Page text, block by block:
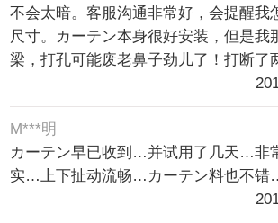
不会太暗。客服沟通非常好，会提醒我
尺寸。カーテン本身很好安装，但是我
梁，打孔可能废老鼻子劲儿了！打断了
M***明
カーテン早已收到…并试用了几天…非
实…上下扯动流畅…カーテン料也不错